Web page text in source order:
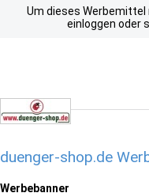
Um dieses
einloggen oder
duenger-shop.de
Werbebanner